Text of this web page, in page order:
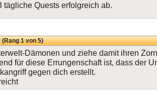
tägliche Quests erfolgreich ab.
1 von 5)
Dämonen und ziehe damit ihren
für diese Errungenschaft ist, dass der
gegen dich erstellt.